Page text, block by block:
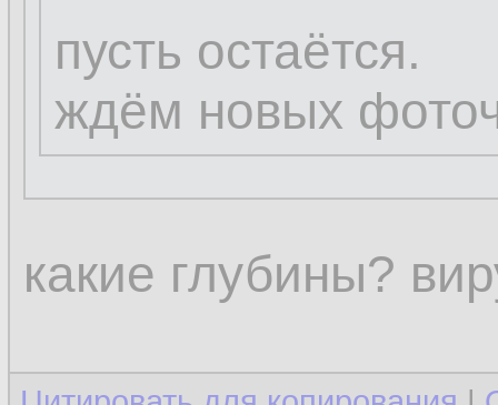
пусть остаётся.
ждём новых
какие глубины?